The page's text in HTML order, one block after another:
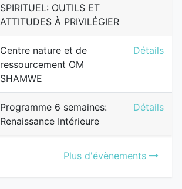
SPIRITUEL: OUTILS ET
ATTITUDES À PRIVILÉGIER
Centre nature et de
ressourcement OM
SHAMWE
Centre
Détails
Programme 6 semaines:
Renaissance Intérieure
Détails
Plus d'évènements